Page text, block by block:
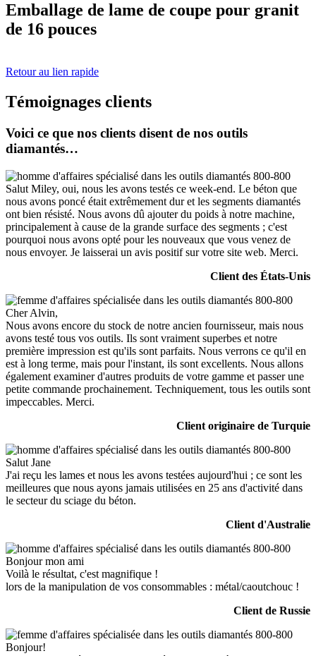
Emballage de lame de coupe pour granit
de 16 pouces
Retour au lien rapide
Témoignages clients
Voici ce que nos clients disent de nos outils
diamantés…
Salut Miley, oui, nous les avons testés ce week-end. Le béton que
nous avons poncé était extrêmement dur et les segments diamantés
ont bien résisté. Nous avons dû ajouter du poids à notre machine,
principalement à cause de la grande surface des segments ; c'est
pourquoi nous avons opté pour les nouveaux que vous venez de
nous envoyer. Je laisserai un avis positif sur votre site web. Merci.
Client des États-Unis
Cher Alvin,
Nous avons encore du stock de notre ancien fournisseur, mais nous
avons testé tous vos outils. Ils sont vraiment superbes et notre
première impression est qu'ils sont parfaits. Nous verrons ce qu'il en
est à long terme, mais pour l'instant, ils sont excellents. Nous allons
également examiner d'autres produits de votre gamme et passer une
petite commande prochainement. Techniquement, tous les outils sont
impeccables. Merci.
Client originaire de Turquie
Salut Jane
J'ai reçu les lames et nous les avons testées aujourd'hui ; ce sont les
meilleures que nous ayons jamais utilisées en 25 ans d'activité dans
le secteur du sciage du béton.
Client d'Australie
Bonjour mon ami
Voilà le résultat, c'est magnifique !
lors de la manipulation de vos consommables : métal/caoutchouc !
Client de Russie
Bonjour!